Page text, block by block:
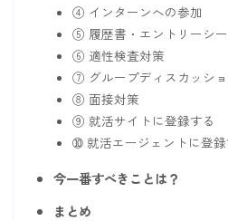
④ インターンへの参加
⑤ 履歴書・エントリーシ
⑥ 適性検査対策
⑦ グループディスカッシ
⑧ 面接対策
⑨ 就活サイトに登録する
➉ 就活エージェントに登録
今一番すべきことは？
まとめ